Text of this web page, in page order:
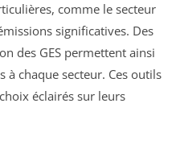
comme le secteur
significatives. Des
des GES permettent ainsi
à chaque secteur. Ces outils
éclairés sur leurs